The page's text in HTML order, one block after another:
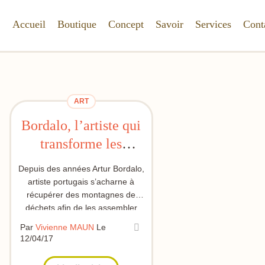
Accueil Boutique Concept Savoir Services
ART
Bordalo, l’artiste qui
transforme les
déchets en animaux
Depuis des années Artur Bordalo,
artiste portugais s’acharne à
récupérer des montagnes de
déchets afin de les assembler
sculptures monumentales.
monde sur l’insoutenable
Par Vivienne MAUN Le
12/04/17